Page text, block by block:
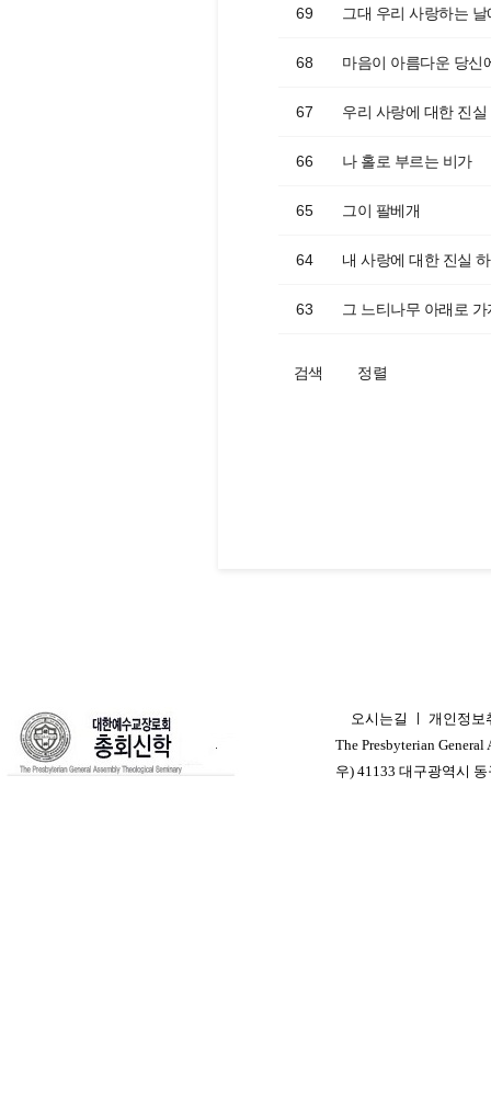
69 그대 우리 사랑하는 날
68 마음이 아름다운 당신
67 우리 사랑에 대한 진실
66 나 홀로 부르는 비가
65 그이 팔베개
64 내 사랑에 대한 진실
63 그 느티나무 아래로 가
검색 정렬
오시는길 ㅣ 개인정보
The Presbyterian
우) 41133 대구광역시